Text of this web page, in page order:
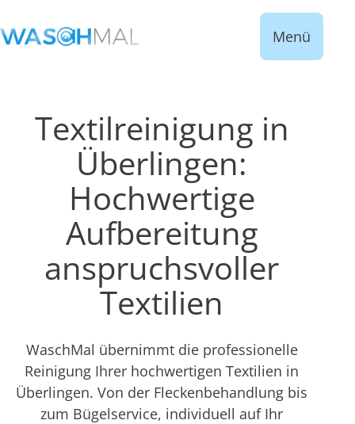
Menü
Textilreinigung in
Überlingen:
Hochwertige
Aufbereitung
anspruchsvoller
Textilien
WaschMal übernimmt die professionelle
Reinigung Ihrer hochwertigen Textilien in
Überlingen. Von der Fleckenbehandlung bis
zum Bügelservice, individuell auf Ihr